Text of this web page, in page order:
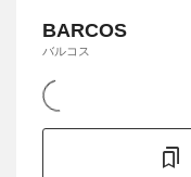
BARCOS
バルコス